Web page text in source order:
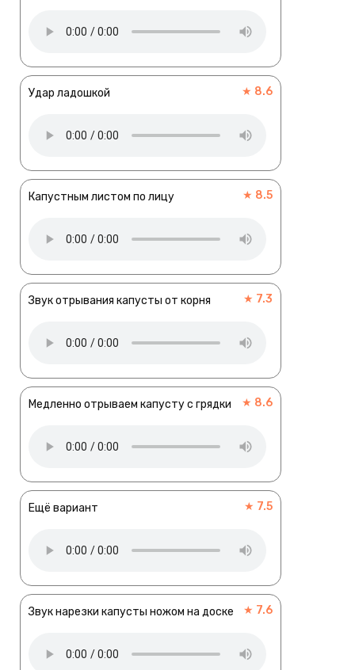
Удар ладошкой ★ 8.6
Капустным листом по лицу ★ 8.5
Звук отрывания капусты от корня ★ 7.3
Медленно отрываем капусту с грядки ★ 8.6
Ещё вариант ★ 7.5
Звук нарезки капусты ножом на доске ★ 7.6